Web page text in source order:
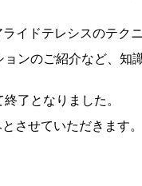
イドテレシスのテク
ンのご紹介など、知
了となりました。
させていただきます。